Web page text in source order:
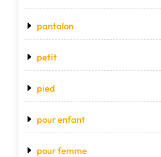
pantalon
petit
pied
pour enfant
pour femme